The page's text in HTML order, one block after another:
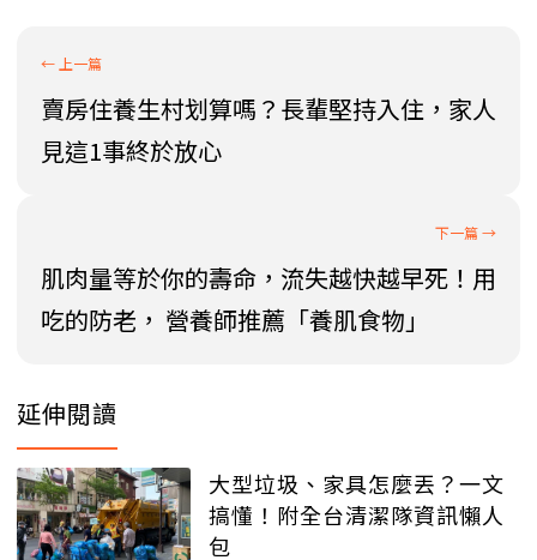
賣房住養生村划算嗎？長輩堅持入住，家人
見這1事終於放心
肌肉量等於你的壽命，流失越快越早死！用
吃的防老， 營養師推薦「養肌食物」
延伸閱讀
大型垃圾、家具怎麼丟？一文
搞懂！附全台清潔隊資訊懶人
包